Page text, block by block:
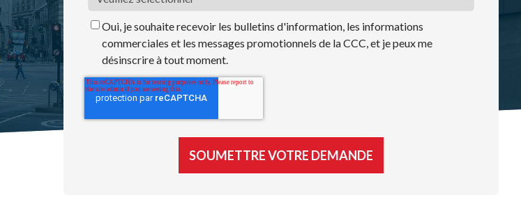
Oui, je souhaite recevoir les bulletins d'information, les informations
commerciales et les messages promotionnels de la CCC, et je peux me
désinscrire à tout moment.